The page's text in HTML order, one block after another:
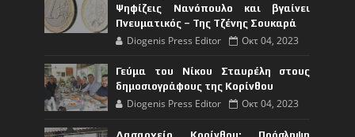
Ψηφίζεις Νανόπουλο και βγαίνει
Πνευματικός – Της Τζένης Σουκαρά
Diogenis Press Editor Οκτ 04, 2023
Γεύμα του Νίκου Σταυρέλη στους
δημοσιογράφους της Κορίνθου
Diogenis Press Editor Οκτ 04, 2023